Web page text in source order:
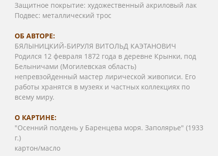
Защитное покрытие: художественный акриловый лак
Подвес: металлический трос
ОБ АВТОРЕ:
БЯЛЫНИЦКИЙ-БИРУЛЯ ВИТОЛЬД КАЭТАНОВИЧ
Родился 12 февраля 1872 года в деревне Крынки, под
Белыничами (Могилевская область)
непревзойденный мастер лирической живописи. Его
работы хранятся в музеях и частных коллекциях по
всему миру.
О КАРТИНЕ:
"Осенний полдень у Баренцева моря. Заполярье" (1933
г.)
картон/масло